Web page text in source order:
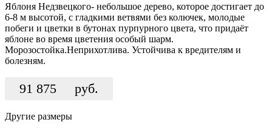
Яблоня Недзвецкого- небольшое дерево, которое достигает до
6-8 м высотой, с гладкими ветвями без колючек, молодые
побеги и цветки в бутонах пурпурного цвета, что придаёт
яблоне во время цветения особый шарм.
Морозостойка.Неприхотлива. Устойчива к вредителям и
болезням.
91 875 руб.
Другие размеры